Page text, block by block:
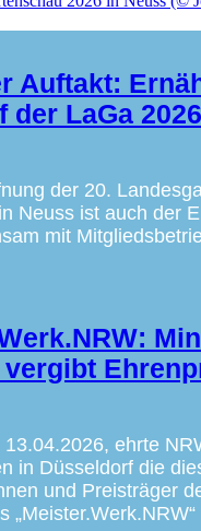
Auftakt:
der LaGa
der 20.
Neuss ist auch der
mit
vergibt
ehrte
in Düsseldorf die
und Preisträger